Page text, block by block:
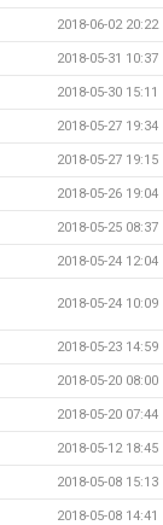
2018-06-02 20:22
2018-05-31 10:37
2018-05-30 15:11
2018-05-27 19:34
2018-05-27 19:15
2018-05-26 19:04
2018-05-25 08:37
2018-05-24 12:04
2018-05-24 10:09
2018-05-23 14:59
2018-05-20 08:00
2018-05-20 07:44
2018-05-12 18:45
2018-05-08 15:13
2018-05-08 14:41